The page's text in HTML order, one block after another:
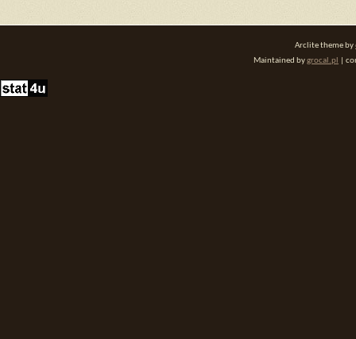
Arclite theme by
Maintained bygrocal.pl |